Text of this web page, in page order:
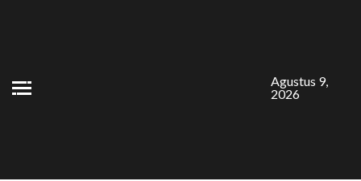
Agustus 9,
2026